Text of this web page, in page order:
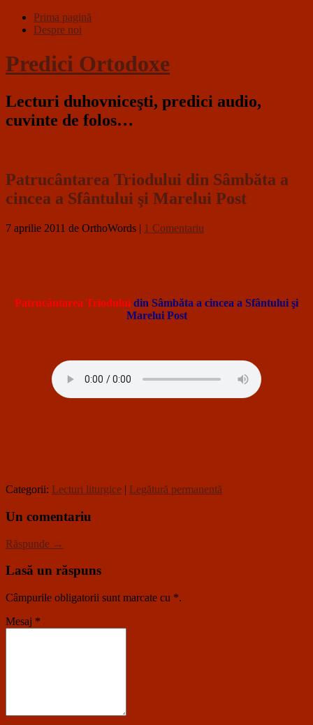
Prima pagină
Despre noi
Predici Ortodoxe
Lecturi duhovniceşti, predici audio,
cuvinte de folos…
Patrucântarea Triodului din Sâmbăta a
cincea a Sfântului şi Marelui Post
7 aprilie 2011 de OrthoWords | 1 Comentariu
Patrucântarea Triodului din Sâmbăta a cincea a Sfântului şi
Marelui Post
Categorii: Lecturi liturgice | Legătură permanentă
Un comentariu
Răspunde →
Lasă un răspuns
Câmpurile obligatorii sunt marcate cu *.
Mesaj *